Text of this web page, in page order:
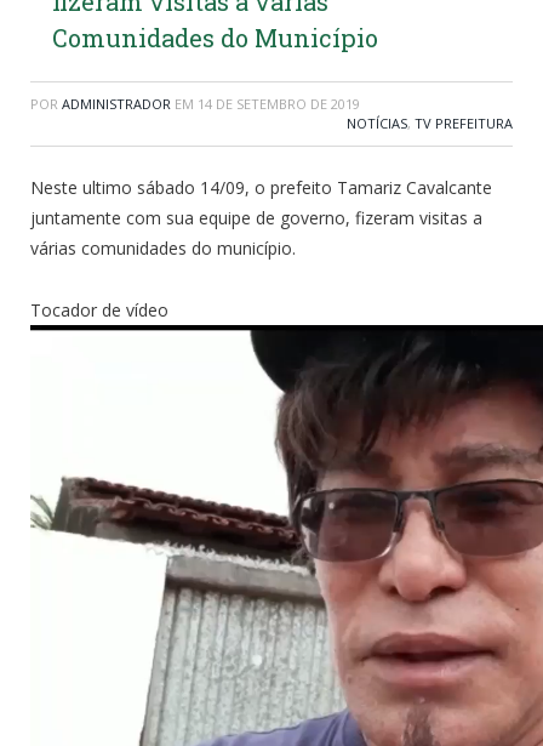
Comunidades do Município
POR ADMINISTRADOR EM 14 DE SETEMBRO DE 2019
NOTÍCIAS, TV PREFEITURA
Neste ultimo sábado 14/09, o prefeito Tamariz Cavalcante
juntamente com sua equipe de governo, fizeram visitas a
várias comunidades do município.
Tocador de vídeo